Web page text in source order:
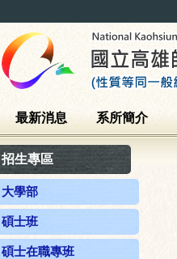
最新消息 系所簡介
招生專區
大學部
碩士班
碩士在職專班